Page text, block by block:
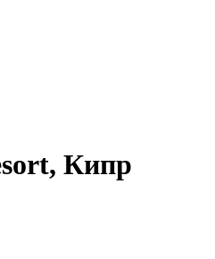
Кипр